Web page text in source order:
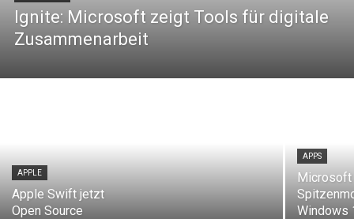
Ignite: Microsoft zeigt Tools für digitale
Zusammenarbeit
APPLE
Apple Swift jetzt
Open Source
APPS
Windows